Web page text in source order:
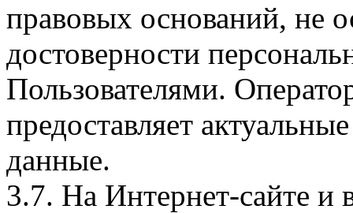
правовых оснований, не
достоверности
Пользователями.
предоставляет
данные.
3.7. На Интернет-сайте